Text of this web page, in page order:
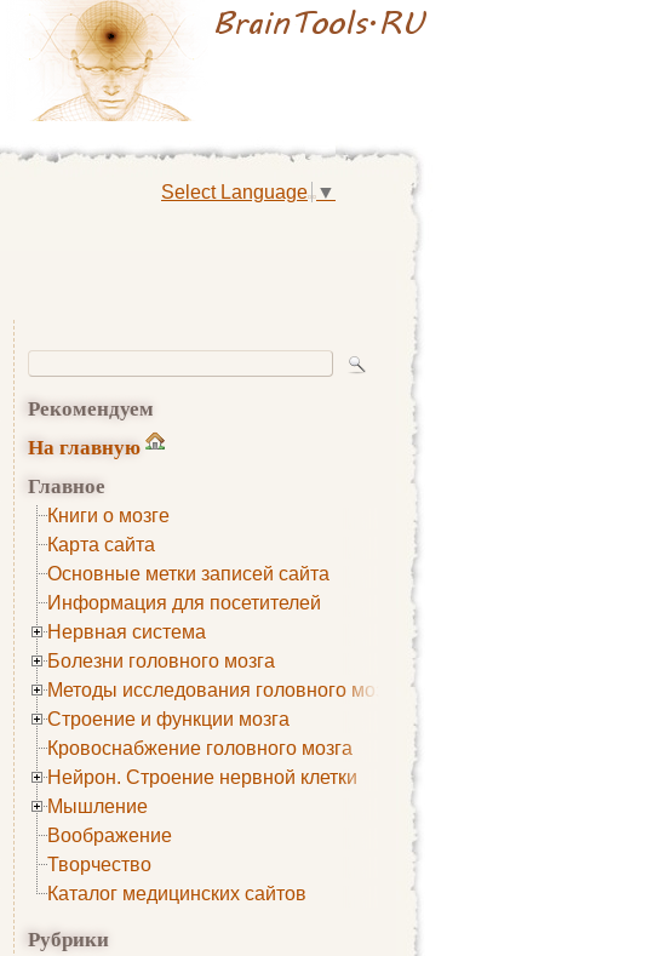
Select Language ▼
Рекомендуем
На главную
Главное
Книги о мозге
Карта сайта
Основные метки записей сайта
Информация для посетителей
Нервная система
Болезни головного мозга
Методы исследования головного мозга
Строение и функции мозга
Кровоснабжение головного мозга
Нейрон. Строение нервной клетки
Мышление
Воображение
Творчество
Каталог медицинских сайтов
Рубрики